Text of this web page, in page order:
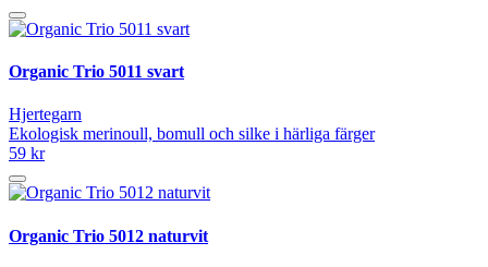
Organic Trio 5011 svart
Hjertegarn
Ekologisk merinoull, bomull och silke i härliga färger
59 kr
Organic Trio 5012 naturvit